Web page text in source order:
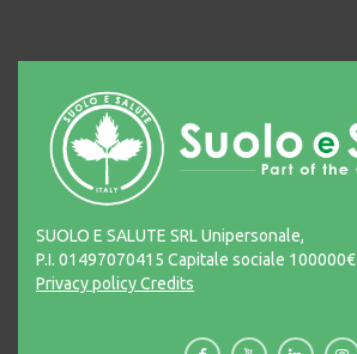
SUOLO E SALUTE SRL Unipersonale,
P.I. 01497070415 Capitale sociale 100000€
Privacy policyCredits